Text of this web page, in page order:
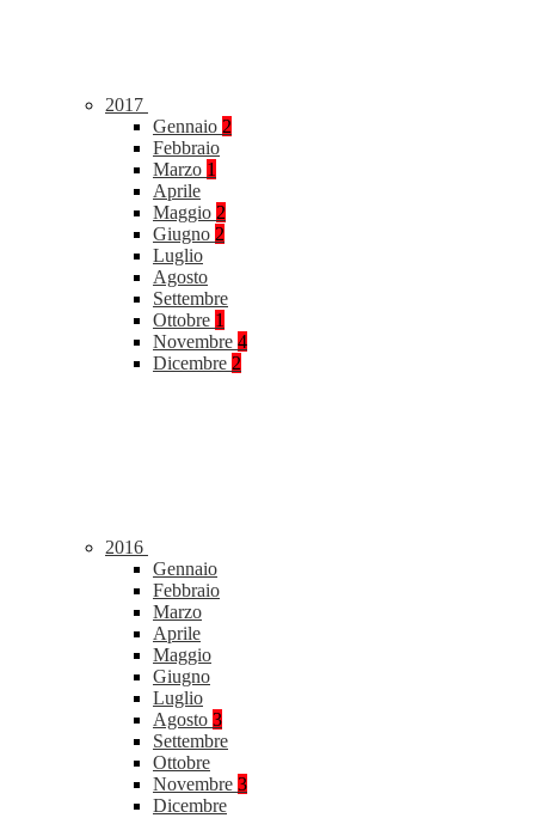
2017
Gennaio 2
Febbraio
Marzo 1
Aprile
Maggio 2
Giugno 2
Luglio
Agosto
Settembre
Ottobre 1
Novembre 4
Dicembre 2
2016
Gennaio
Febbraio
Marzo
Aprile
Maggio
Giugno
Luglio
Agosto 3
Settembre
Ottobre
Novembre 3
Dicembre